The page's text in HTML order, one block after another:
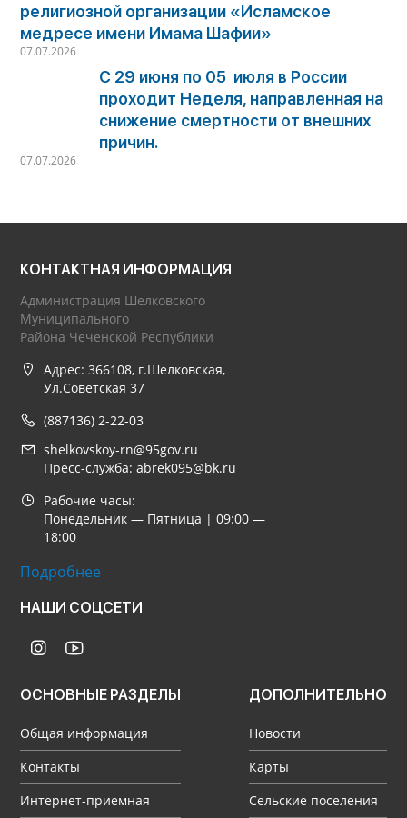
религиозной организации «Исламское
медресе имени Имама Шафии»
07.07.2026
С 29 июня по 05 июля в России
проходит Неделя, направленная на
снижение смертности от внешних
причин.
07.07.2026
КОНТАКТНАЯ ИНФОРМАЦИЯ
Администрация Шелковского
Муниципального
Района Чеченской Республики
Адрес: 366108, г.Шелковская,
Ул.Советская 37
(887136) 2-22-03
shelkovskoy-rn@95gov.ru
Пресс-служба: abrek095@bk.ru
Рабочие часы:
Понедельник — Пятница | 09:00 —
18:00
Подробнее
НАШИ СОЦСЕТИ
ОСНОВНЫЕ РАЗДЕЛЫ
Общая информация
Контакты
Интернет-приемная
ДОПОЛНИТЕЛЬНО
Новости
Карты
Сельские поселения